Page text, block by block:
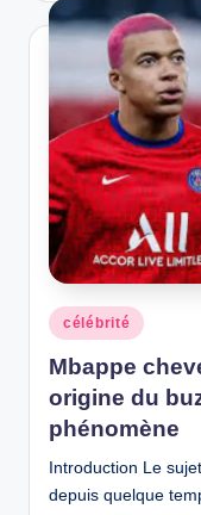
Posted
in
célébrité
Mbappe
origine du
phénomène
Introduction Le
depuis quelque